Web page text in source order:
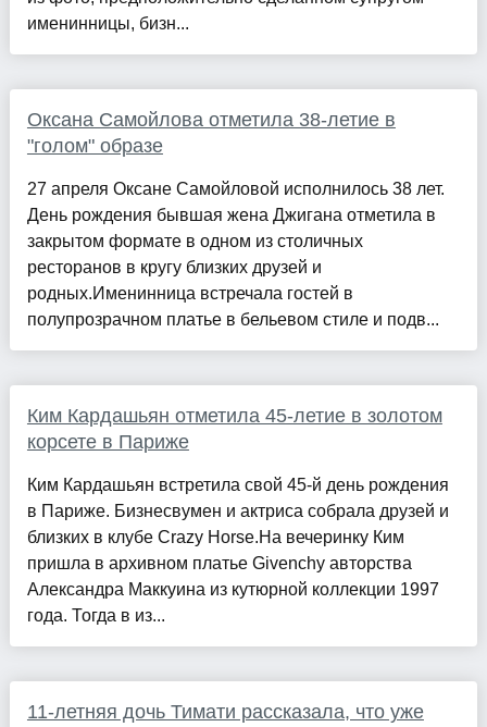
именинницы, бизн...
Оксана Самойлова отметила 38-летие в
"голом" образе
27 апреля Оксане Самойловой исполнилось 38 лет.
День рождения бывшая жена Джигана отметила в
закрытом формате в одном из столичных
ресторанов в кругу близких друзей и
родных.Именинница встречала гостей в
полупрозрачном платье в бельевом стиле и подв...
Ким Кардашьян отметила 45-летие в золотом
корсете в Париже
Ким Кардашьян встретила свой 45-й день рождения
в Париже. Бизнесвумен и актриса собрала друзей и
близких в клубе Crazy Horse.На вечеринку Ким
пришла в архивном платье Givenchy авторства
Александра Маккуина из кутюрной коллекции 1997
года. Тогда в из...
11-летняя дочь Тимати рассказала, что уже